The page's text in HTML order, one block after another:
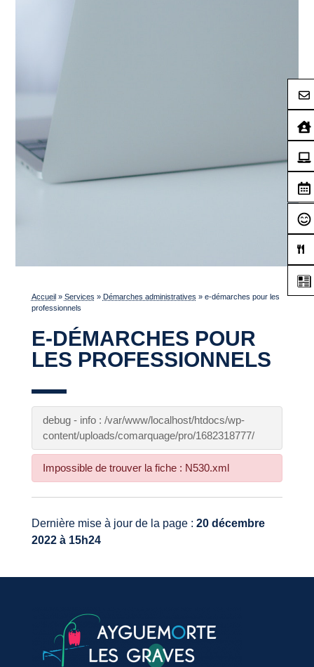
Accueil » Services » Démarches administratives » e-démarches pour les
professionnels
E-DÉMARCHES POUR
LES PROFESSIONNELS
debug - info : /var/www/localhost/htdocs/wp-
content/uploads/comarquage/pro/1682318777/
Impossible de trouver la fiche : N530.xml
Dernière mise à jour de la page : 20 décembre
2022 à 15h24